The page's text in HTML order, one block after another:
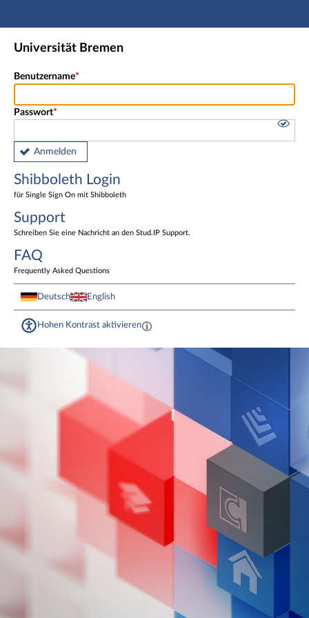
Hauptnavigation
Shibboleth Login
Universität Bremen
Benutzername
Passwort
Anmelden
Shibboleth Login
für Single Sign On mit Shibboleth
Support
Schreiben Sie eine Nachricht an den Stud.IP Support.
FAQ
Frequently Asked Questions
Deutsch English
Hohen Kontrast aktivieren